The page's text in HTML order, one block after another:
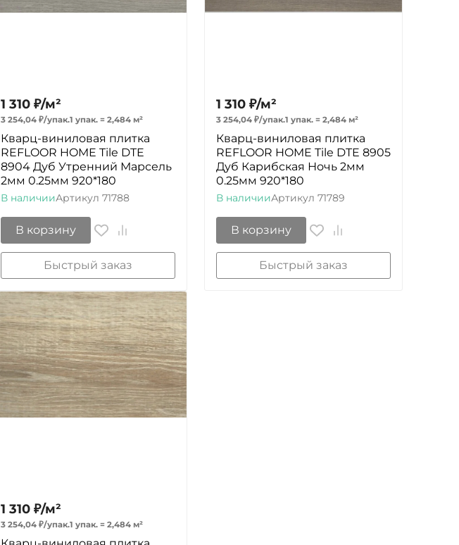
1 310 ₽/м²
3 254,04 ₽/упак.1 упак.= 2,484 м²
Кварц-виниловая плитка
REFLOOR HOME Tile DTE
8904 Дуб Утренний Марсель
2мм 0.25мм 920*180
В наличииАртикул 71788
В корзину
Быстрый заказ
1 310 ₽/м²
3 254,04 ₽/упак.1 упак.= 2,484 м²
Кварц-виниловая плитка
REFLOOR HOME Tile DTE 8905
Дуб Карибская Ночь 2мм
0.25мм 920*180
В наличииАртикул 71789
В корзину
Быстрый заказ
1 310 ₽/м²
3 254,04 ₽/упак.1 упак.= 2,484 м²